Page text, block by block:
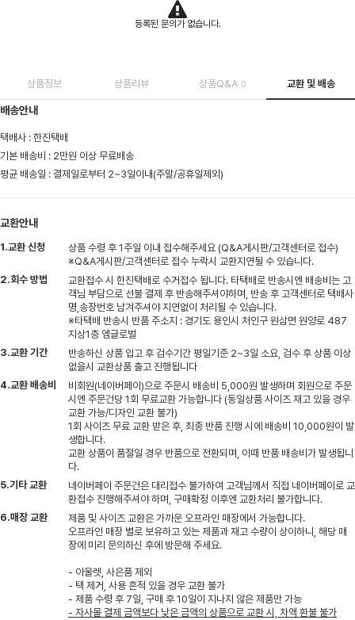
등록된 문의가 없습니다.
상품정보 상품리뷰 상품Q&A 0 교환 및 배송
배송안내
택배사 : 한진택배
기본 배송비 : 2만원 이상 무료배송
평균 배송일 : 결제일로부터 2~3일이내(주말/공휴일제외)
교환안내
1.교환 신청
상품 수령 후 1주일 이내 접수해주세요 (Q&A게시판/고객센터로 접수)
※Q&A게시판/고객센터로 접수 누락시 교환지연될 수 있습니다.
2.회수 방법
교환접수 시 한진택배로 수거접수 됩니다. 타택배로 반송시엔 배송비는 고
객님 부담으로 선불 결제 후 반송해주셔야하며, 반송 후 고객센터로 택배사
명,송장번호 남겨주셔야 지연없이 처리될 수 있습니다.
※타택배 반송시 반품 주소지 : 경기도 용인시 처인구 원삼면 원양로 487
지상1층 엠글로벌
3.교환 기간
반송하신 상품 입고 후 검수기간 평일기준 2~3일 소요, 검수 후 상품 이상
없을시 교환상품 출고 진행됩니다
4.교환 배송비
비회원(네이버페이)으로 주문시 배송비 5,000원 발생하며 회원으로 주문
시엔 주문건당 1회 무료교환 가능합니다 (동일상품 사이즈 재고 있을 경우
교환 가능/디자인 교환 불가)
1회 사이즈 무료 교환 받은 후, 최종 반품 진행 시에 배송비 10,000원이 발
생합니다.
교환 상품이 품절일 경우 반품으로 전환되며, 이때 반품 배송비가 발생됩니
다.
5.기타 교환
네이버페이 주문건은 대리접수 불가하여 고객님께서 직접 네이버페이로 교
환접수 진행해주셔야 하며, 구매확정 이후엔 교환처리 불가합니다.
6.매장 교환
제품 및 사이즈 교환은 가까운 오프라인 매장에서 가능합니다.
오프라인 매장 별로 보유하고 있는 제품과 재고 수량이 상이하니, 해당 매
장에 미리 문의하신 후에 방문해 주세요.
- 아울렛, 사은품 제외
- 택 제거, 사용 흔적 있을 경우 교환 불가
- 제품 수령 후 7일, 구매 후 10일이 지나지 않은 제품만 가능
- 자사몰 결제 금액보다 낮은 금액의 상품으로 교환 시, 차액 환불 불가